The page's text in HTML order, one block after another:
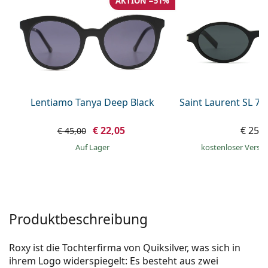
Prada
Alle Marken
Lentiamo Tanya Deep Black
€ 45,00 € 22,05
auf Lager
Saint Laurent SL
€
kostenloser
Produktbeschreibung
Roxy ist die Tochterfirma von Quiksilver, was sich in
ihrem Logo widerspiegelt: Es besteht aus zwei